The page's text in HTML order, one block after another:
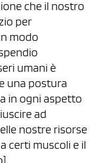
che il nostro
per
modo
umani è
una postura
in ogni aspetto
ad
nostre risorse
certi muscoli e il